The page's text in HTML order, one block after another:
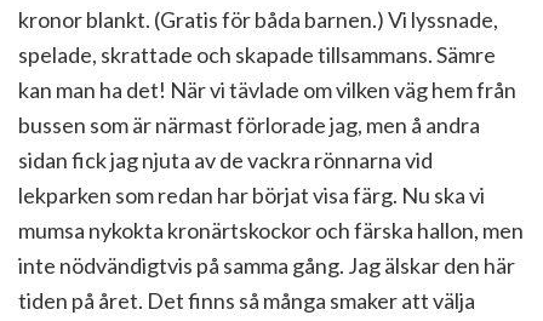
kronor blankt. (Gratis för båda barnen.) Vi lyssnade,
spelade, skrattade och skapade tillsammans. Sämre
kan man ha det! När vi tävlade om vilken väg hem från
bussen som är närmast förlorade jag, men å andra
sidan fick jag njuta av de vackra rönnarna vid
lekparken som redan har börjat visa färg. Nu ska vi
mumsa nykokta kronärtskockor och färska hallon, men
inte nödvändigtvis på samma gång. Jag älskar den här
tiden på året. Det finns så många smaker att välja